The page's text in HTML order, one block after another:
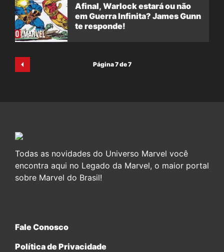
Afinal, Warlock estará ou não
em Guerra Infinita? James Gunn
te responde!
Página 7 de 7
Todas as novidades do Universo Marvel você
encontra aqui no Legado da Marvel, o maior portal
sobre Marvel do Brasil!
Fale Conosco
Política de Privacidade